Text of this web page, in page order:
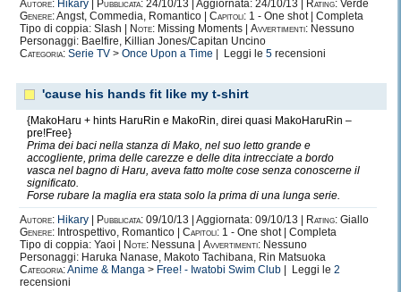
Autore: Hikary Pubblicata: 24/10/13 | Aggiornata: 24/10/13 | Rating: Verde
Genere:Angst, Commedia, Romantico | Capitoli: 1 - One shot | Completa
Tipo di coppia: Slash |
Note: Missing Moments | Avvertimenti: Nessuno
Personaggi: Baelfire, Killian Jones/Capitan Uncino
Categoria: Serie TV > Once Upon a Time | Leggi le 5 recensioni
'cause his hands fit like my t-shirt
{MakoHaru + hints HaruRin e MakoRin, direi quasi MakoHaruRin –
pre!Free}
Prima dei baci nella stanza di Mako, nel suo letto grande e
accogliente, prima delle carezze e delle dita intrecciate a bordo
vasca nel bagno di Haru, aveva fatto molte cose senza conoscerne il
significato.
Forse rubare la maglia era stata solo la prima di una lunga serie.
Autore: Hikary Pubblicata: 09/10/13 | Aggiornata: 09/10/13 | Rating: Giallo
Genere: Introspettivo, Romantico | Capitoli: 1 - One shot | Completa
Tipo di coppia: Yaoi |
Note: Nessuna | Avvertimenti: Nessuno
Personaggi: Haruka Nanase, Makoto Tachibana, Rin Matsuoka
Categoria:Anime & Manga > Free! - Iwatobi Swim Club | Leggi le 2
recensioni